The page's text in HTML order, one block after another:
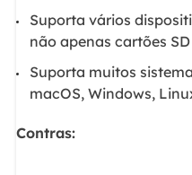
Suporta vários
não apenas cartões
Suporta muitos
macOS, Windows,
Contras: